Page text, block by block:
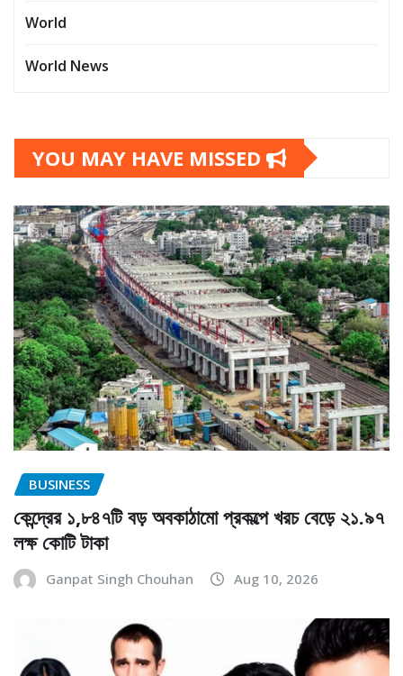
World
World News
YOU MAY HAVE MISSED
BUSINESS
কেন্দ্রের ১,৮৪৭টি বড় অবকাঠামো প্রকল্পে খরচ বেড়ে ২১.৯৭
লক্ষ কোটি টাকা
Ganpat Singh Chouhan Aug 10, 2026